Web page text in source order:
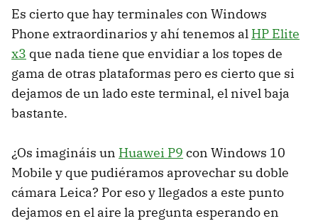
Es cierto que hay terminales con Windows
Phone extraordinarios y ahí tenemos al HP Elite
x3 que nada tiene que envidiar a los topes de
gama de otras plataformas pero es cierto que si
dejamos de un lado este terminal, el nivel baja
bastante.
¿Os imagináis un Huawei P9 con Windows 10
Mobile y que pudiéramos aprovechar su doble
cámara Leica? Por eso y llegados a este punto
dejamos en el aire la pregunta esperando en